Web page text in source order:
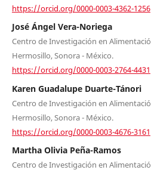
https://orcid.org/0000-0003-4362-1256
José Ángel Vera-Noriega
Centro de Investigación en
Hermosillo, Sonora - México.
https://orcid.org/0000-0003-2764-4431
Karen Guadalupe Duarte-Tánori
Centro de Investigación en
Hermosillo, Sonora - México.
https://orcid.org/0000-0003-4676-3161
Martha Olivia Peña-Ramos
Centro de Investigación en